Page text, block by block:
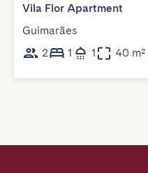
Vila Flor Apartment
Guimarães
2
1 1 40 m²